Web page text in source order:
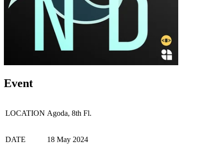
Event
LOCATION Agoda, 8th Fl.
DATE 18 May 2024